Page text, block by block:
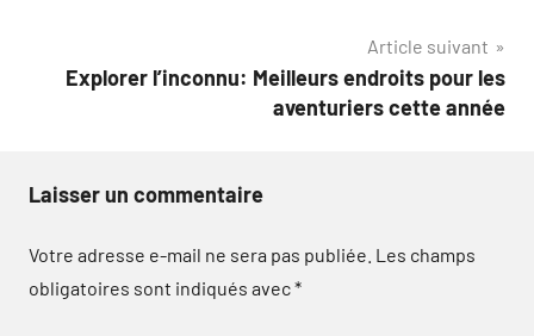
Article suivant
Explorer l’inconnu: Meilleurs endroits pour les
aventuriers cette année
Laisser un commentaire
Votre adresse e-mail ne sera pas publiée. Les champs
obligatoires sont indiqués avec*